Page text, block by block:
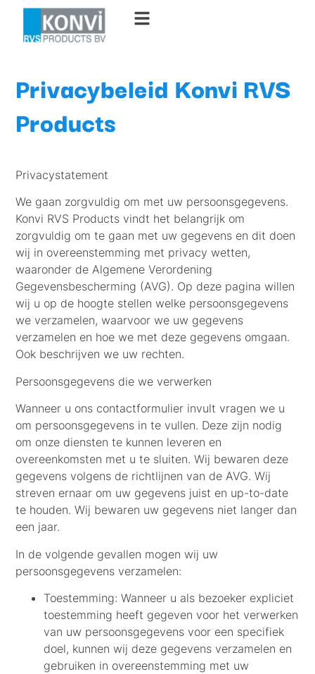
Privacybeleid Konvi RVS
Products
Privacystatement
We gaan zorgvuldig om met uw persoonsgegevens.
Konvi RVS Products vindt het belangrijk om
zorgvuldig om te gaan met uw gegevens en dit doen
wij in overeenstemming met privacy wetten,
waaronder de Algemene Verordening
Gegevensbescherming (AVG). Op deze pagina willen
wij u op de hoogte stellen welke persoonsgegevens
we verzamelen, waarvoor we uw gegevens
verzamelen en hoe we met deze gegevens omgaan.
Ook beschrijven we uw rechten.
Persoonsgegevens die we verwerken
Wanneer u ons contactformulier invult vragen we u
om persoonsgegevens in te vullen. Deze zijn nodig
om onze diensten te kunnen leveren en
overeenkomsten met u te sluiten. Wij bewaren deze
gegevens volgens de richtlijnen van de AVG. Wij
streven ernaar om uw gegevens juist en up-to-date
te houden. Wij bewaren uw gegevens niet langer dan
een jaar.
In de volgende gevallen mogen wij uw
persoonsgegevens verzamelen:
Toestemming: Wanneer u als bezoeker expliciet
toestemming heeft gegeven voor het verwerken
van uw persoonsgegevens voor een specifiek
doel, kunnen wij deze gegevens verzamelen en
gebruiken in overeenstemming met uw